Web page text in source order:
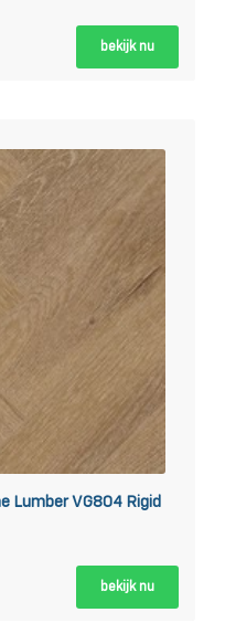
bekijk nu
Lumber VG804 Rigid
bekijk nu